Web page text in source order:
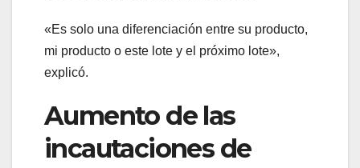
«Es solo una diferenciación entre su producto,
mi producto o este lote y el próximo lote»,
explicó.
Aumento de las
incautaciones de